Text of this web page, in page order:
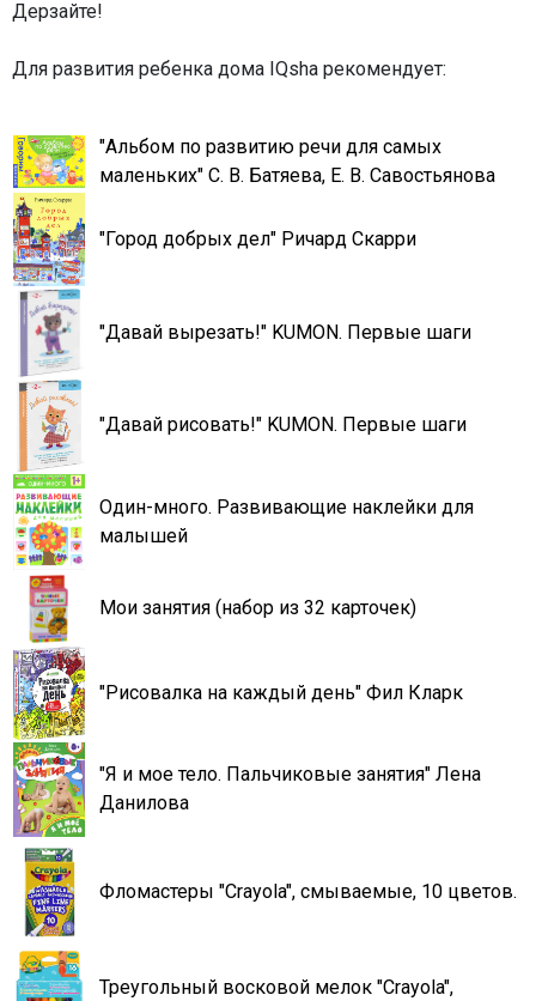
Дерзайте!
Для развития ребенка дома IQsha рекомендует:
"Альбом по развитию речи для самых
маленьких" С. В. Батяева, Е. В. Савостьянова
"Город добрых дел" Ричард Скарри
"Давай вырезать!" KUMON. Первые шаги
"Давай рисовать!" KUMON. Первые шаги
Один-много. Развивающие наклейки для
малышей
Мои занятия (набор из 32 карточек)
"Рисовалка на каждый день" Фил Кларк
"Я и мое тело. Пальчиковые занятия" Лена
Данилова
Фломастеры "Crayola", смываемые, 10 цветов.
Треугольный восковой мелок "Crayola",